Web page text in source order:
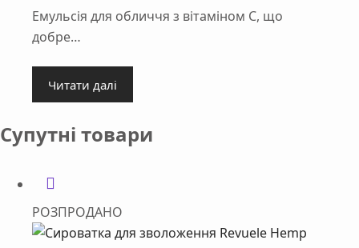
Емульсія для обличчя з вітаміном С, що
добре…
Читати далі
Супутні товари
РОЗПРОДАНО